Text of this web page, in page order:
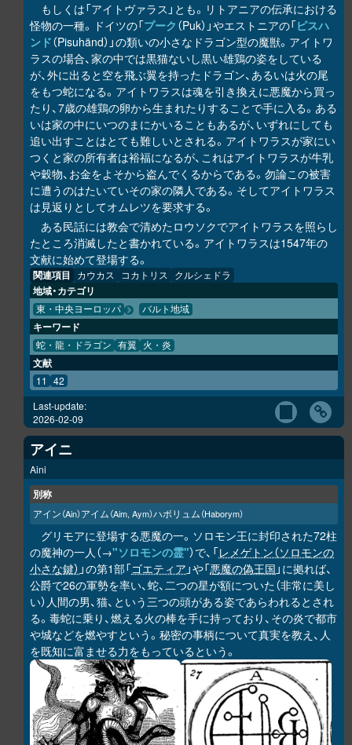
もしくは「アイトヴァラス」とも。リトアニアの伝承における
怪物の一種。ドイツの「プーク （Puk）」やエストニアの「ピスハ
ンド（Pisuhänd）」の類いの小さなドラゴン型の魔獣。アイトワ
ラスの場合、家の中では黒猫ないし黒い雄鶏の姿をしている
が、外に出ると空を飛ぶ翼を持ったドラゴン、あるいは火の尾
をもつ蛇になる。アイトワラスは魂を引き換えに悪魔から買っ
たり、7歳の雄鶏の卵から生まれたりすることで手に入る。ある
いは家の中にいつのまにかいることもあるが、いずれにしても
追い出すことはとても難しいとされる。アイトワラスが家にい
つくと家の所有者は裕福になるが、これはアイトワラスが牛乳
や穀物、お金をよそから盗んでくるからである。勿論この被害
に遭うのはたいていその家の隣人である。そしてアイトワラス
は見返りとしてオムレツを要求する。
ある民話には教会で清めたロウソクでアイトワラスを照らし
たところ消滅したと書かれている。アイトワラスは1547年の
文献に始めて登場する。
関連項目 カウカス コカトリス クルシェドラ
地域・カテゴリ
東・中央ヨーロッパ バルト地域
キーワード
蛇・龍・ドラゴン 有翼 火・炎
文献
11 42
Last-update:
2026-02-09
アイニ
Aini
別称
アイン（Ain）アイム（Aim, Aym）ハボリュム（Haborym）
グリモアに登場する悪魔の一。ソロモン王に封印された72柱
の魔神の一人（→"ソロモンの霊"）で、「レメゲトン（ソロモンの
小さな鍵） 」の第1部「ゴエティア 」や「悪魔の偽王国 」に拠れば、
公爵で26の軍勢を率い、蛇、二つの星が額についた（非常に美し
い）人間の男、猫、という三つの頭がある姿であらわれるとされ
る。毒蛇に乗り、燃える火の棒を手に持っており、その炎で都市
や城などを燃やすという。秘密の事柄について真実を教え、人
を既知に富ませる力をもっているという。